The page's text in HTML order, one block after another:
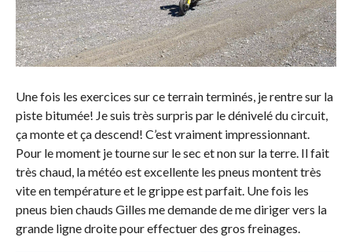
Une fois les exercices sur ce terrain terminés, je rentre sur la
piste bitumée! Je suis très surpris par le dénivelé du circuit,
ça monte et ça descend! C’est vraiment impressionnant.
Pour le moment je tourne sur le sec et non sur la terre. Il fait
très chaud, la météo est excellente les pneus montent très
vite en température et le grippe est parfait. Une fois les
pneus bien chauds Gilles me demande de me diriger vers la
grande ligne droite pour effectuer des gros freinages.